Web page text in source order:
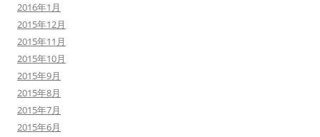
2016年1月
2015年12月
2015年11月
2015年10月
2015年9月
2015年8月
2015年7月
2015年6月